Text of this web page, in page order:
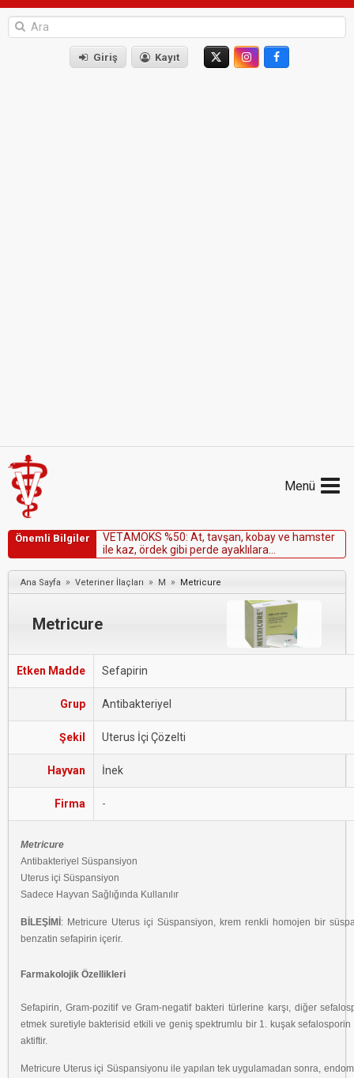
Giriş Kayıt
Menü
Önemli Bilgiler VETAMOKS %50: At, tavşan, kobayve hamster
i e kaz, ördekgibi perde ayakı ara
uygulanmamalıdır.
Ana Sayfa » Veteriner İlaçları » M » Metricure
Metricure
Etken Madde Sefapirin
Grup Antibakteriyel
Şekil Uterus İçi Çözelti
Hayvan İnek
Firma -
Metricure
Antibakteriyel Süspansiyon
Uterus içi Süspansiyon
Sadece Hayvan Sağlığında Kullanılır
BİLEŞİMİ : Metricure Uterus içi Süspansiyon, krem renkli homojen bir
benzatin sefapirin içerir.
Farmakolojik Özellikleri
Sefapirin, Gram-pozitif ve Gram-negatif bakteri türlerine karşı, diğer
etmek suretiyle bakterisid etkili ve geniş spektrumlu bir 1. kuşak
aktiftir.
Metricure Uterus içi Süspansiyonu ile yapılan tek uygulamadan sonra,